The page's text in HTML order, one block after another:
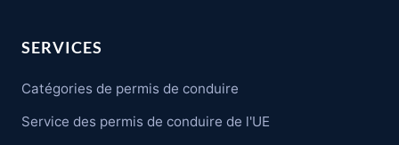
SERVICES
Catégories de permis de conduire
Service des permis de conduire de l'UE